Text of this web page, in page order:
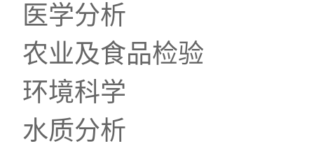
医学分析
农业及食品检验
环境科学
水质分析